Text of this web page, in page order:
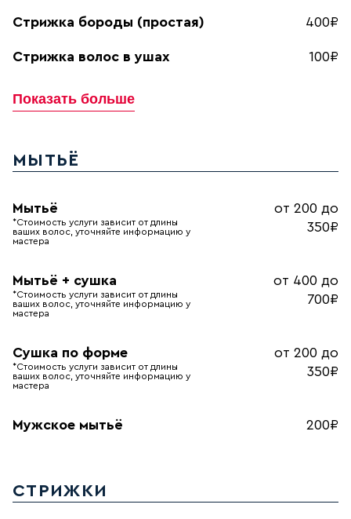
Стрижка бороды (простая) 400₽
Стрижка волос в ушах 100₽
Показать больше
МЫТЬЁ
Мытьё
*Стоимость услуги зависит от длины
ваших волос, уточняйте информацию у
мастера
от 200 до
350₽
Мытьё + сушка
*Стоимость услуги зависит от длины
ваших волос, уточняйте информацию у
мастера
от 400 до
700₽
Сушка по форме
*Стоимость услуги зависит от длины
ваших волос, уточняйте информацию у
мастера
от 200 до
350₽
Мужское мытьё 200₽
СТРИЖКИ